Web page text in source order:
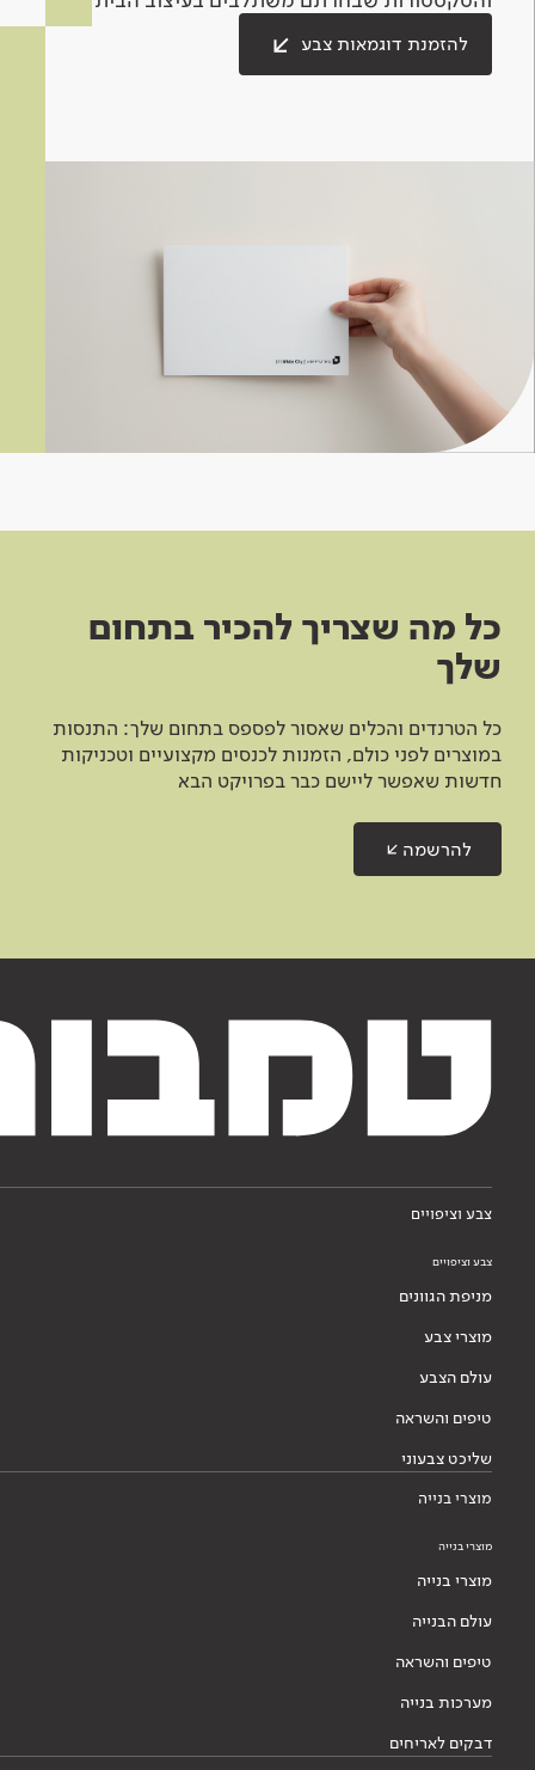
להזמנת דוגמאות צבע
כל מה שצריך להכיר בתחום
שלך
כל הטרנדים והכלים שאסור לפספס בתחום שלך: התנסות
במוצרים לפני כולם, הזמנות לכנסים מקצועיים וטכניקות
חדשות שאפשר ליישם כבר בפרויקט הבא
להרשמה
צבע וציפויים
צבע וציפויים
מניפת הגוונים
מוצרי צבע
עולם הצבע
טיפים והשראה
שליכט צבעוני
מוצרי בנייה
מוצרי בנייה
מוצרי בנייה
עולם הבנייה
טיפים והשראה
מערכות בנייה
דבקים לאריחים